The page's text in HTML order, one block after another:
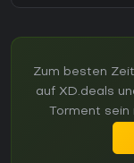
Zum besten
auf XD.deals
Torment